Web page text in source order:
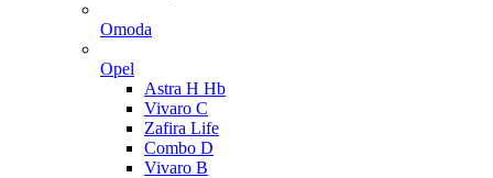
Omoda
Opel
Astra H Hb
Vivaro C
Zafira Life
Combo D
Vivaro B